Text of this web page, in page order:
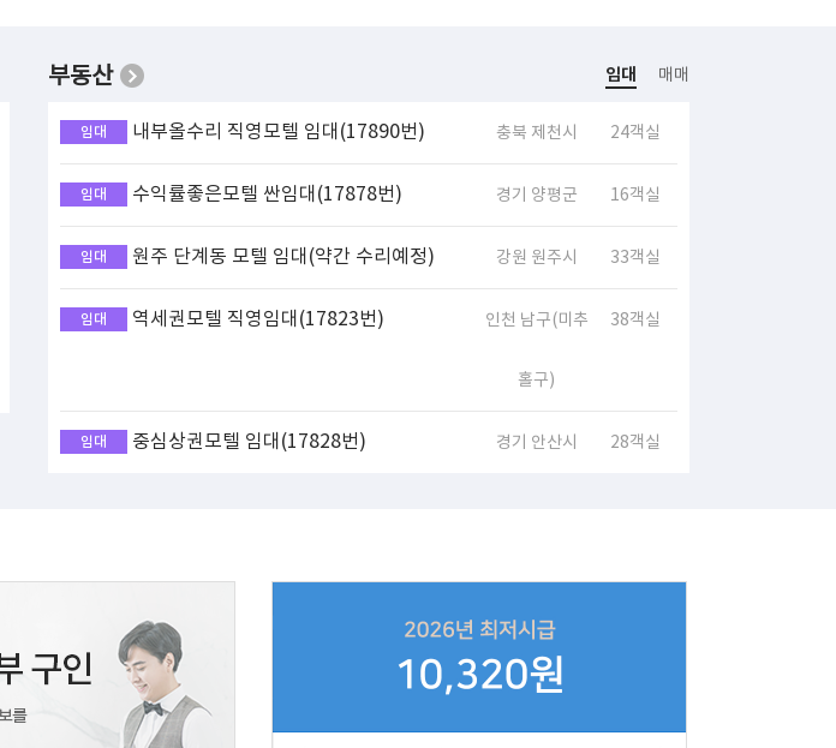
부동산 임대 매매
임대 내부올수리 직영모텔 임대(17890번) 충북 제천시 24객실
임대 수익률좋은모텔 싼임대(17878번) 경기 양평군 16객실
임대 원주 단계동 모텔 임대(약간 수리예정) 강원 원주시 33객실
임대 역세권모텔 직영임대(17823번) 인천 남구(미추
홀구)
38객실
임대 중심상권모텔 임대(17828번) 경기 안산시 28객실